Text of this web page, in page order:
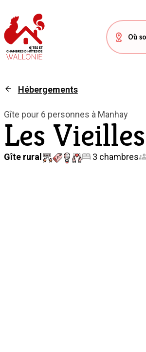
Hébergements
Gîte pour 6 personnes à Manhay
Les
Gîte rural 3 chambres